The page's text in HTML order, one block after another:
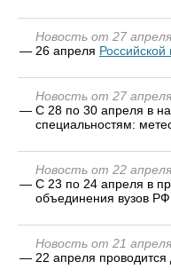
Новость от 27 апреля
— 26 апреля Российской
Новость от 27 апреля
— C 28 по 30 апреля в
специальностям:
Новость от 22 апреля
— С 23 по 24 апреля в
объединения вузов
Новость от 21 апреля
— 22 апреля проводится